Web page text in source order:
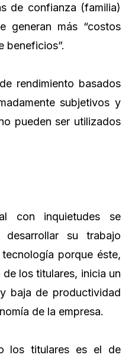
de confianza (familia)
generan más “costos
beneficios”.
rendimiento basados
subjetivos y
pueden ser utilizados
con inquietudes se
su trabajo
porque éste,
los titulares, inicia un
baja de productividad
de la empresa.
los titulares es el de